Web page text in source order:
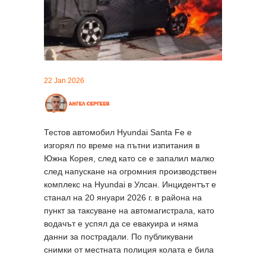
22 Jan 2026
Тестов автомобил Hyundai Santa Fe е
изгорял по време на пътни изпитания в
Южна Корея, след като се е запалил малко
след напускане на огромния производствен
комплекс на Hyundai в Улсан. Инцидентът е
станал на 20 януари 2026 г. в района на
пункт за таксуване на автомагистрала, като
водачът е успял да се евакуира и няма
данни за пострадали. По публикувани
снимки от местната полиция колата е била